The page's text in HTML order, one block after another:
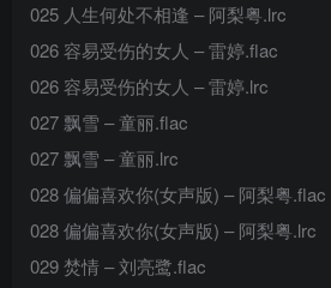
025 人生何处不相逢 – 阿梨粤.lrc
026 容易受伤的女人 – 雷婷.flac
026 容易受伤的女人 – 雷婷.lrc
027 飘雪 – 童丽.flac
027 飘雪 – 童丽.lrc
028 偏偏喜欢你(女声版) – 阿梨粤.flac
028 偏偏喜欢你(女声版) – 阿梨粤.lrc
029 焚情 – 刘亮鹭.flac